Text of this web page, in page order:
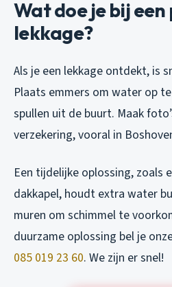
Wat doe je bij
lekkage?
Als je een lekkage ontdekt, is
Plaats emmers om water op
spullen uit de buurt. Maak
verzekering, vooral in
Een tijdelijke oplossing, zoals
dakkapel, houdt extra water
muren om schimmel te
duurzame oplossing bel je
085 019 23 60. We zijn er snel!